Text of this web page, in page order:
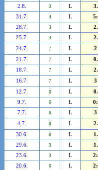
2.8.
3 L 3.
31.7.
3 L 5:
28.7.
3 L 2.
25.7.
3 L 2.
24.7.
7 L 2
21.7.
7 L 0.
18.7.
7 L 2.
16.7.
7 L 3
12.7.
6 L 0.
9.7.
6 L 0:
7.7.
6 L 3
4.7.
6 L 2.
30.6.
6 L 1.
29.6.
3 L 1.
23.6.
3 L 2:
20.6.
6 L 2: